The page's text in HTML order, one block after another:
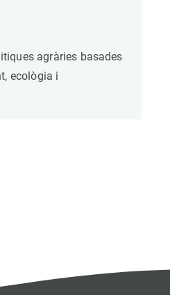
agràries basades
ecològia i